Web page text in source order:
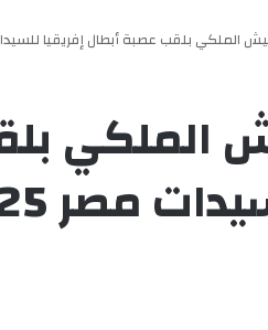
الملكي بلقب عصبة أبطال إفريقيا للسيدات
الملكي
مصر 2025